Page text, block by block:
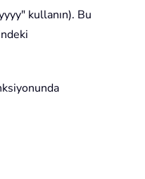
kullanın). Bu